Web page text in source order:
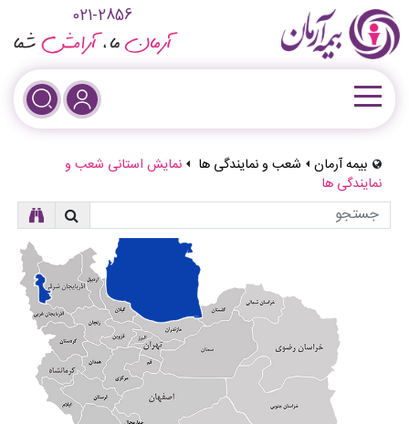
021-2856
بیمه آرمان شعب و نمایندگی ها
نمایش استانی شعب و
نمایندگی ها